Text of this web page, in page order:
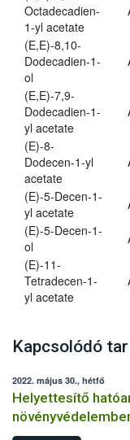
Octadecadien-
1-yl acetate
(E,E)-8,10-
Dodecadien-1-
ol
(E,E)-7,9-
Dodecadien-1-
yl acetate
(E)-8-
Dodecen-1-yl
acetate
(E)-5-Decen-1-
yl acetate
(E)-5-Decen-1-
ol
(E)-11-
Tetradecen-1-
yl acetate
Kapcsolódó
2022. május 30., hétfő
Helyettesítő